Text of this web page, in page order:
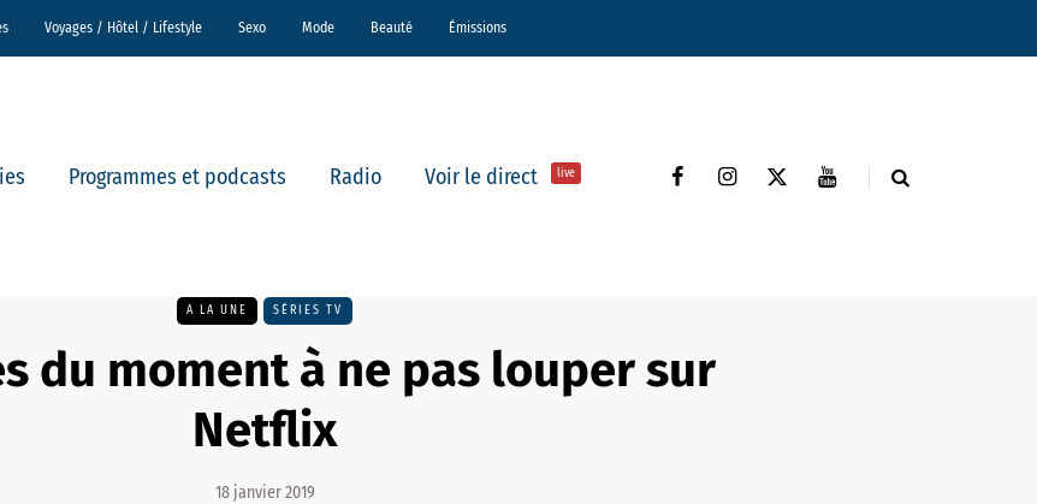
Voyages / Hôtel / Lifestyle Sexo Mode Beauté Émissions
Programmes et podcasts Radio Voir le direct live
A LA UNE SÉRIES TV
du moment à ne pas louper sur
Netflix
18 janvier 2019